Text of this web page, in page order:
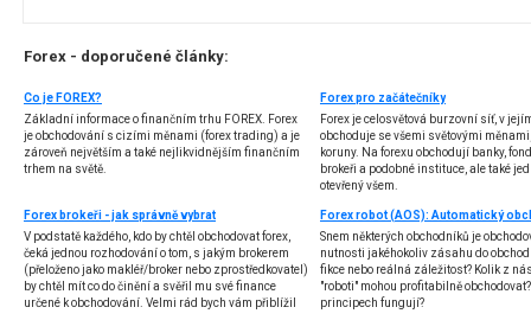
Forex - doporučené články:
Co je FOREX?
Základní informace o finančním trhu FOREX. Forex
je obchodování s cizími měnami (forex trading) a je
zároveň největším a také nejlikvidnějším finančním
trhem na světě.
Forex pro začátečníky
Forex je celosvětová burzovní síť, v
obchoduje se všemi světovými
koruny. Na forexu obchodují banky,
brokeři a podobné instituce, ale také
otevřený všem.
Forex brokeři - jak správně vybrat
V podstatě každého, kdo by chtěl obchodovat forex,
čeká jednou rozhodování o tom, s jakým brokerem
(přeloženo jako makléř/broker nebo zprostředkovatel)
by chtěl mít co do činění a svěřil mu své finance
určené k obchodování. Velmi rád bych vám přiblížil
Snem některých obchodníků je
nutnosti jakéhokoliv zásahu do
fikce nebo reálná záležitost? Kolik z
"roboti" mohou profitabilně
principech fungují?